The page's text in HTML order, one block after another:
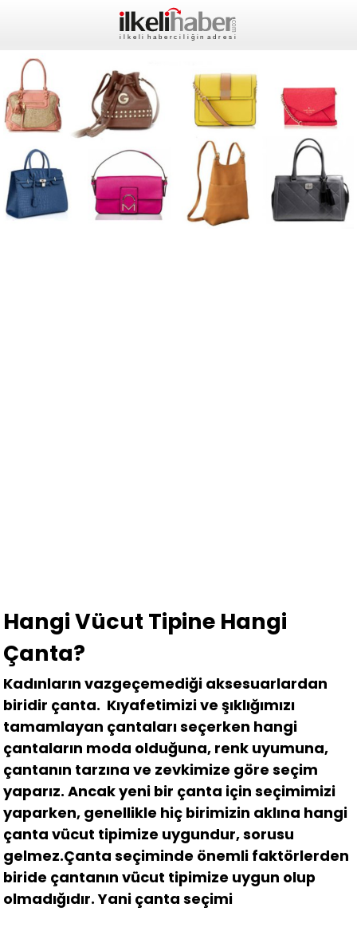
Hangi Vücut Tipine Hangi
Çanta?
Kadınların vazgeçemediği aksesuarlardan
biridir çanta. Kıyafetimizi ve şıklığımızı
tamamlayan çantaları seçerken hangi
çantaların moda olduğuna, renk uyumuna,
çantanın tarzına ve zevkimize göre seçim
yaparız. Ancak yeni bir çanta için seçimimizi
yaparken, genellikle hiç birimizin aklına hangi
çanta vücut tipimize uygundur, sorusu
gelmez.Çanta seçiminde önemli faktörlerden
biride çantanın vücut tipimize uygun olup
olmadığıdır. Yani çanta seçimi